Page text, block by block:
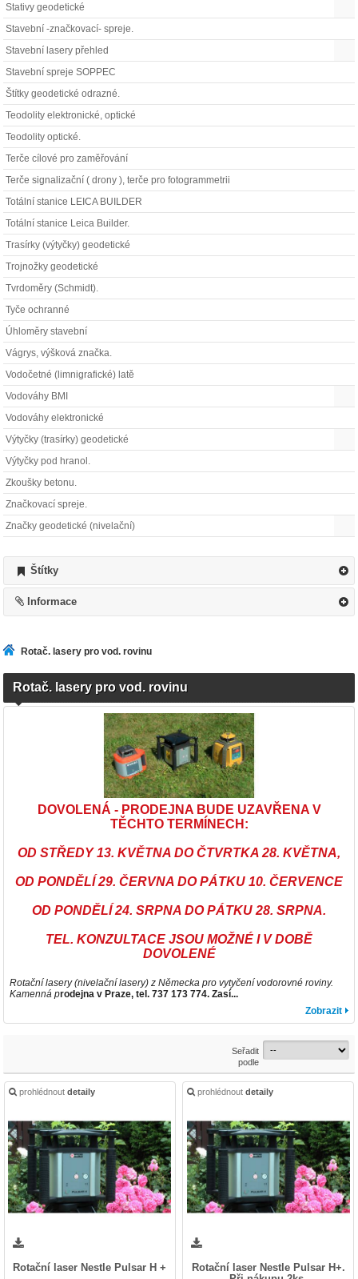
Stativy geodetické
Stavební -značkovací- spreje.
Stavební lasery přehled
Stavební spreje SOPPEC
Štítky geodetické odrazné.
Teodolity elektronické, optické
Teodolity optické.
Terče cílové pro zaměřování
Terče signalizační ( drony ), terče pro fotogrammetrii
Totální stanice LEICA BUILDER
Totální stanice Leica Builder.
Trasírky (výtyčky) geodetické
Trojnožky geodetické
Tvrdoměry (Schmidt).
Tyče ochranné
Úhloměry stavební
Vágrys, výšková značka.
Vodočetné (limnigrafické) latě
Vodováhy BMI
Vodováhy elektronické
Výtyčky (trasírky) geodetické
Výtyčky pod hranol.
Zkoušky betonu.
Značkovací spreje.
Značky geodetické (nivelační)
Štítky
Informace
Rotač. lasery pro vod. rovinu
Rotač. lasery pro vod. rovinu
DOVOLENÁ - PRODEJNA BUDE UZAVŘENA V
TĚCHTO TERMÍNECH:
OD STŘEDY 13. KVĚTNA DO ČTVRTKA 28. KVĚTNA,
OD PONDĚLÍ 29. ČERVNA DO PÁTKU 10. ČERVENCE
OD PONDĚLÍ 24. SRPNA DO PÁTKU 28. SRPNA.
TEL. KONZULTACE JSOU MOŽNÉ I V DOBĚ
DOVOLENÉ
Rotační lasery (nivelační lasery) z Německa pro vytyčení vodorovné roviny.
Kamenná prodejna v Praze, tel. 737 173 774. Zasí...
Zobrazit
Seřadit
podle
prohlédnout detaily
Rotační laser Nestle Pulsar H +
prohlédnoutdetaily
Rotační laser Nestle Pulsar H+.